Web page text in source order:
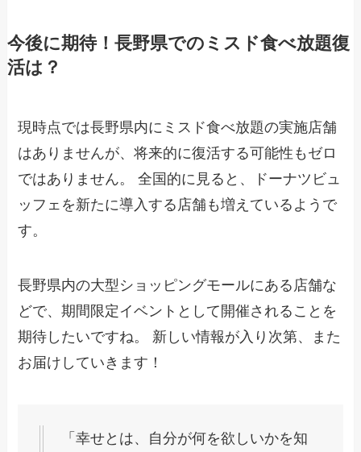
今後に期待！長野県でのミスド食べ放題復
活は？
現時点では長野県内にミスド食べ放題の実施店舗
はありませんが、将来的に復活する可能性もゼロ
ではありません。 全国的に見ると、ドーナツビュ
ッフェを新たに導入する店舗も増えているようで
す。
長野県内の大型ショッピングモールにある店舗な
どで、期間限定イベントとして開催されることを
期待したいですね。 新しい情報が入り次第、また
お届けしていきます！
「幸せとは、自分が何を欲しいかを知